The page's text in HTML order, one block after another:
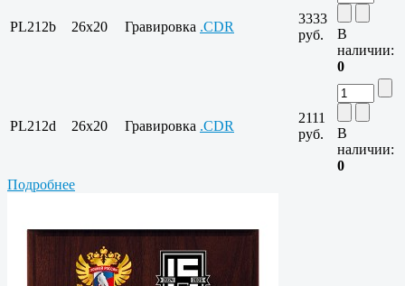
PL212b 26х20 Гравировка .CDR
3333
руб.
В
наличии:
0
PL212d 26х20 Гравировка .CDR
2111
руб.
В
наличии:
0
Подробнее